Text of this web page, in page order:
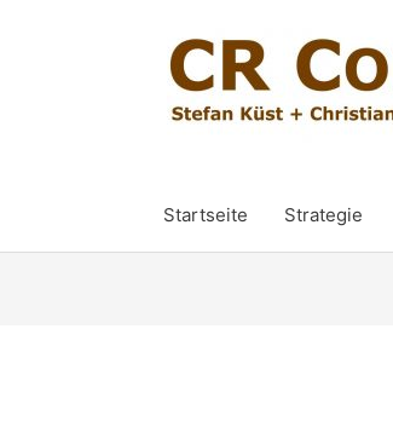
Startseite Strategie